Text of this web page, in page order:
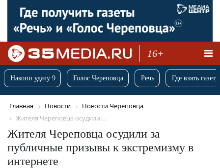
16+
Накопи удачу 9 Голос Череповца Речь Где взять
Главная Новости
Новости Череповца
Жителя Череповца осудили ...
Жителя Череповца осудили за
публичные призывы к экстремизму в
интернете